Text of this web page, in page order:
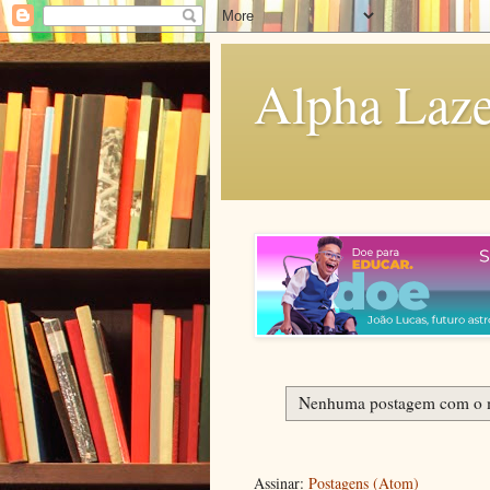
Alpha
Nenhuma postagem com
Assinar: Postagens (Atom)